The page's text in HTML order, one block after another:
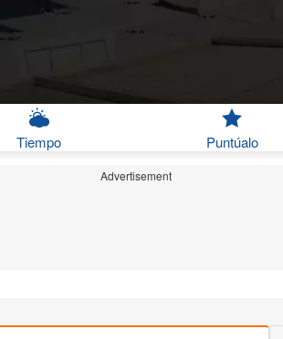
Tiempo Puntúalo
Advertisement